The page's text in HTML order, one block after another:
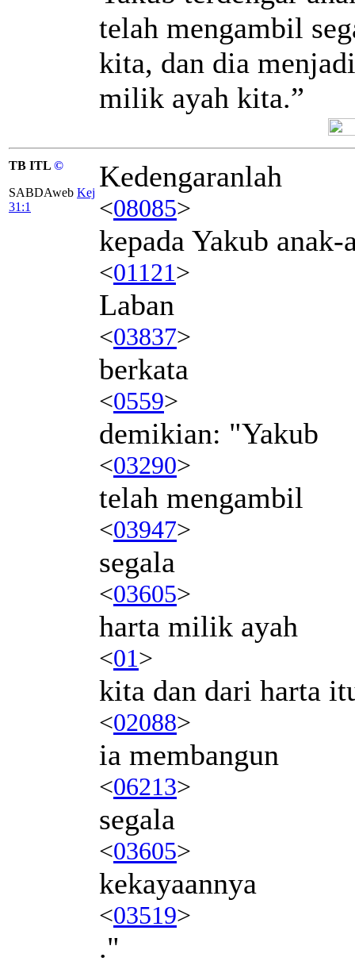
telah mengambil
kita, dan dia
milik ayah kita.”
TB ITL ©
SABDAweb Kej
31:1
Kedengaranlah
<08085>
kepada Yakub anak-
<01121>
Laban
<03837>
berkata
<0559>
demikian: "Yakub
<03290>
telah mengambil
<03947>
segala
<03605>
harta milik ayah
<01>
kita dan dari harta
<02088>
ia membangun
<06213>
segala
<03605>
kekayaannya
<03519>
."